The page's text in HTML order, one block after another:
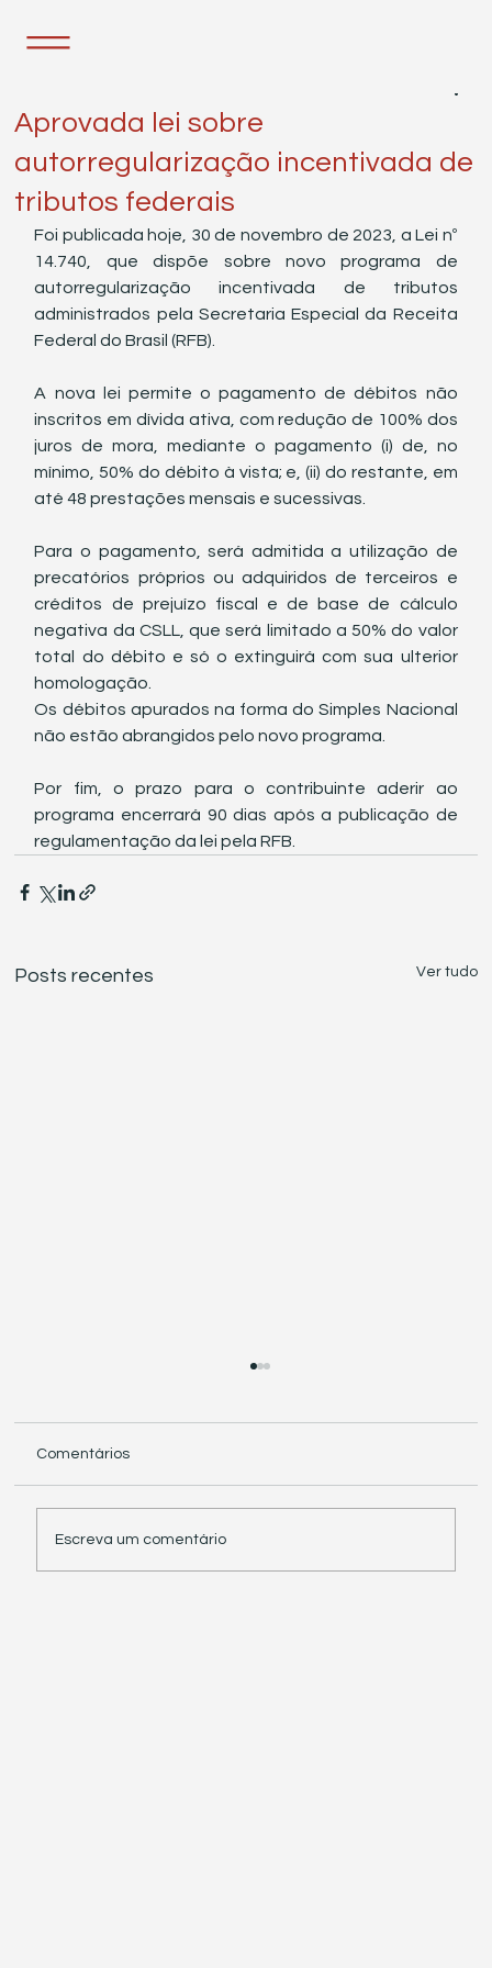
Aprovada lei sobre
autorregularização incentivada de
tributos federais
Foi publicada hoje, 30 de novembro de 2023, a Lei nº
14.740, que dispõe sobre novo programa de
autorregularização incentivada de tributos
administrados pela Secretaria Especial da Receita
Federal do Brasil (RFB).
A nova lei permite o pagamento de débitos não
inscritos em dívida ativa, com redução de 100% dos
juros de mora, mediante o pagamento (i) de, no
mínimo, 50% do débito à vista; e, (ii) do restante, em
até 48 prestações mensais e sucessivas.
Para o pagamento, será admitida a utilização de
precatórios próprios ou adquiridos de terceiros e
créditos de prejuízo fiscal e de base de cálculo
negativa da CSLL, que será limitado a 50% do valor
total do débito e só o extinguirá com sua ulterior
homologação.
Os débitos apurados na forma do Simples Nacional
não estão abrangidos pelo novo programa.
Por fim, o prazo para o contribuinte aderir ao
programa encerrará 90 dias após a publicação de
regulamentação da lei pela RFB.
Posts recentes Ver tudo
Comentários
Escreva um comentário